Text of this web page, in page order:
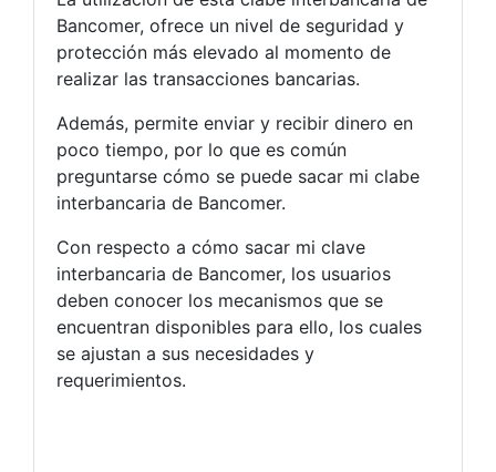
Bancomer, ofrece un nivel de seguridad y
protección más elevado al momento de
realizar las transacciones bancarias.
Además, permite enviar y recibir dinero en
poco tiempo, por lo que es común
preguntarse cómo se puede sacar mi clabe
interbancaria de Bancomer.
Con respecto a cómo sacar mi clave
interbancaria de Bancomer, los usuarios
deben conocer los mecanismos que se
encuentran disponibles para ello, los cuales
se ajustan a sus necesidades y
requerimientos.